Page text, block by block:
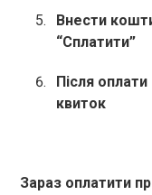
Внести
“Сплатити”
Після
квиток
Зараз оплатити